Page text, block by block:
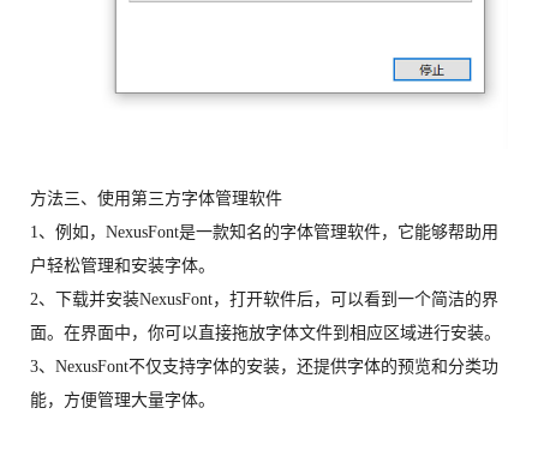
方法三、使用第三方字体管理软件
1、例如，NexusFont是一款知名的字体管理软件，它能够帮助用
户轻松管理和安装字体。
2、下载并安装NexusFont，打开软件后，可以看到一个简洁的界
面。在界面中，你可以直接拖放字体文件到相应区域进行安装。
3、NexusFont不仅支持字体的安装，还提供字体的预览和分类功
能，方便管理大量字体。